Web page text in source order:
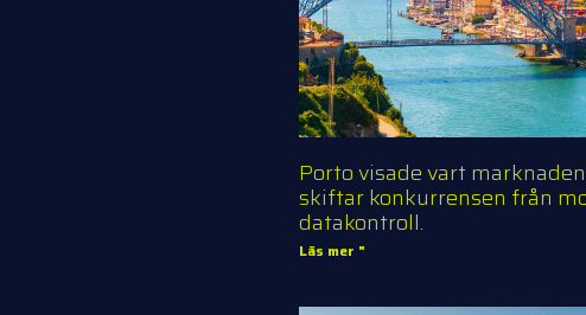
Porto visade vart
skiftar konkurrensen från
datakontroll.
Läs mer "